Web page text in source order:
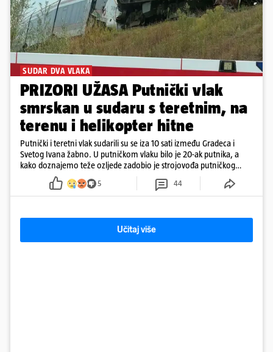
SUDAR DVA VLAKA
PRIZORI UŽASA Putnički vlak
smrskan u sudaru s teretnim, na
terenu i helikopter hitne
Putnički i teretni vlak sudarili su se iza 10 sati između Gradeca i
Svetog Ivana žabno. U putničkom vlaku bilo je 20-ak putnika, a
kako doznajemo teže ozljede zadobio je strojovođa putničkog
vlaka. Zatvoren je promet, a fotoreporteri Prigorskog objavili su
prve snimke s mjesta sudara
5 44
Učitaj više